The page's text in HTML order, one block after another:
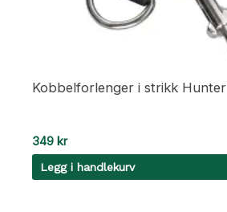
Kobbelforlenger i strikk Hunter
349 kr
Legg i handlekurv